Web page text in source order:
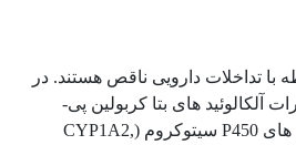
تداخلات دارویی ناقص هستند. در
آلکالوئید های بتا کربولین پی-
هارملا (اسپند) روی آنزیم های P450 سیتوکروم (CYP1A2,